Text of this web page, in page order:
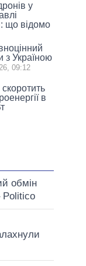
у
що відомо
з Україною
09:12
в
обмін
Politico